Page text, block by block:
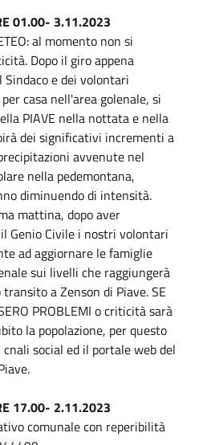
01.00- 3.11.2023
al momento non si
Dopo il giro appena
e dei volontari
casa nell'area golenale, si
PIAVE nella nottata e nella
dei significativi incrementi a
avvenute nel
nella pedemontana,
diminuendo di intensità.
mattina, dopo aver
Genio Civile i nostri volontari
ad aggiornare le famiglie
sui livelli che raggiungerà
a Zenson di Piave. SE
PROBLEMI o criticità sarà
la popolazione, per questo
social ed il portale web del
17.00- 2.11.2023
comunale con reperibilità